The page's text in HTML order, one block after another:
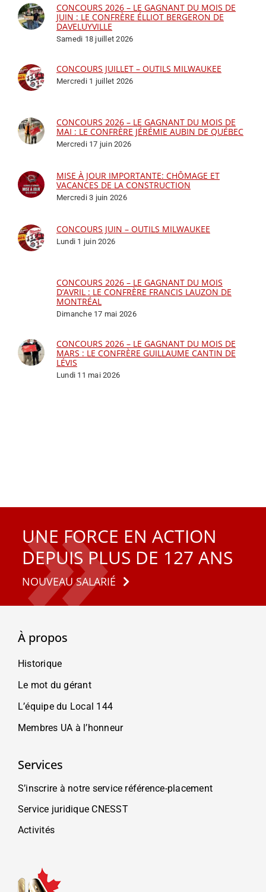
CONCOURS 2026 – LE GAGNANT DU MOIS DE
JUIN : LE CONFRÈRE ÉLLIOT BERGERON DE
DAVELUYVILLE
Samedi 18 juillet 2026
CONCOURS JUILLET – OUTILS MILWAUKEE
Mercredi 1 juillet 2026
CONCOURS 2026 – LE GAGNANT DU MOIS DE
MAI : LE CONFRÈRE JÉRÉMIE AUBIN DE QUÉBEC
Mercredi 17 juin 2026
MISE À JOUR IMPORTANTE: CHÔMAGE ET
VACANCES DE LA CONSTRUCTION
Mercredi 3 juin 2026
CONCOURS JUIN – OUTILS MILWAUKEE
Lundi 1 juin 2026
CONCOURS 2026 – LE GAGNANT DU MOIS
D’AVRIL : LE CONFRÈRE FRANCIS LAUZON DE
MONTRÉAL
Dimanche 17 mai 2026
CONCOURS 2026 – LE GAGNANT DU MOIS DE
MARS : LE CONFRÈRE GUILLAUME CANTIN DE
LÉVIS
Lundi 11 mai 2026
UNE FORCE EN ACTION
DEPUIS PLUS DE 127 ANS
NOUVEAU SALARIÉ
À propos
Historique
Le mot du gérant
L’équipe du Local 144
Membres UA à l’honneur
Services
S’inscrire à notre service référence-placement
Service juridique CNESST
Activités